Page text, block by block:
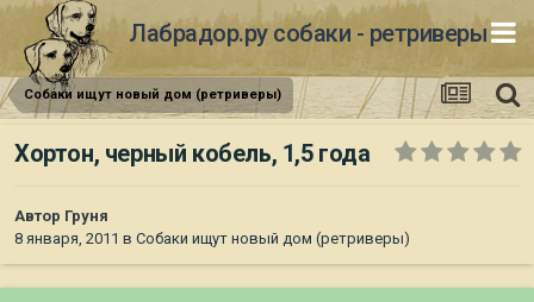
Лабрадор.ру собаки - ретриверы
Собаки ищут новый дом (ретриверы)
Хортон, черный кобель, 1,5 года
Автор Груня
8 января, 2011 в Собаки ищут новый дом (ретриверы)